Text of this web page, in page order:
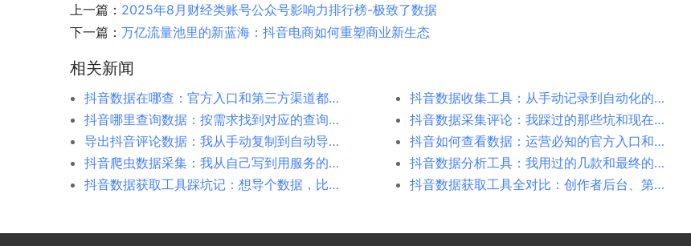
上一篇： 2025年8月财经类账号公众号影响力排行榜-极致了数据
下一篇： 万亿流量池里的新蓝海：抖音电商如何重塑商业新生态
相关新闻
抖音数据在哪查：官方入口和第三方渠道都给你捋清楚
抖音数据收集工具：从手动记录到自动化的转变
抖音哪里查询数据：按需求找到对应的查询入口
抖音数据采集评论：我踩过的那些坑和现在的办法
导出抖音评论数据：我从手动复制到自动导出走过的弯路
抖音如何查看数据：运营必知的官方入口和补充方案
抖音爬虫数据采集：我从自己写到用服务的完整经历
抖音数据分析工具：我用过的几款和最终的选择
抖音数据获取工具踩坑记：想导个数据，比想象中折腾多了
抖音数据获取工具全对比：创作者后台、第三方导出工具、极致了数据